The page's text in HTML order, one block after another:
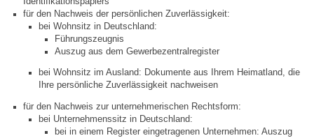
für den Nachweis der persönlichen Zuverlässigkeit:
bei Wohnsitz in Deutschland:
Führungszeugnis
Auszug aus dem Gewerbezentralregister
bei Wohnsitz im Ausland: Dokumente aus Ihrem Heimatland, die
Ihre persönliche Zuverlässigkeit nachweisen
für den Nachweis zur unternehmerischen Rechtsform:
bei Unternehmenssitz in Deutschland:
bei in einem Register eingetragenen Unternehmen: Auszug